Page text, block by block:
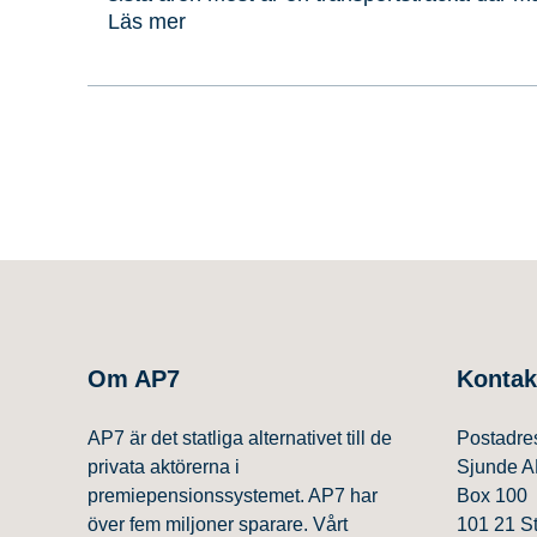
tas om hand i väntan på livets definitiva slut.
Läs mer
Om AP7
AP7 är det statliga alternativet till de
privata aktörerna i
premiepensionssystemet. AP7 har
över fem miljoner sparare. Vårt
Sjunde
Box 100
101 21
Sök på sidan: